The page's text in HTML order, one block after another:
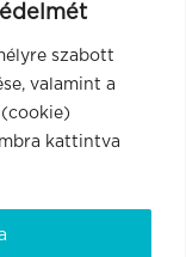
szabott
valamint a
kattintva